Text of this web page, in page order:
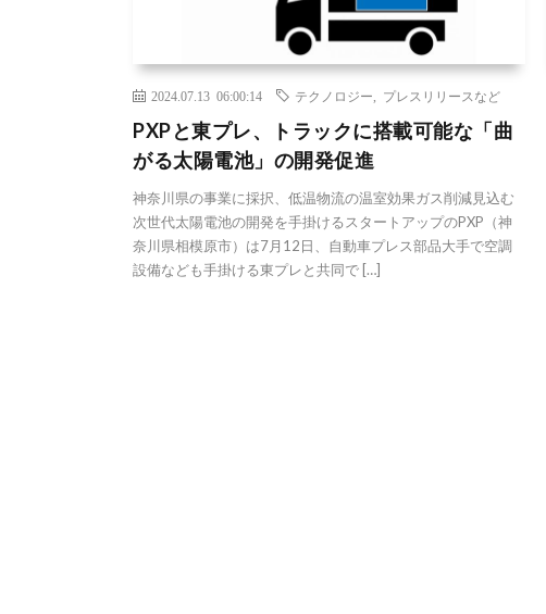
2024.07.13 06:00:14 テクノロジー プレスリリースなど
PXPと東プレ、トラックに搭載可能な「曲
がる太陽電池」の開発促進
神奈川県の事業に採択、低温物流の温室効果ガス削減見込む
次世代太陽電池の開発を手掛けるスタートアップのPXP（神
奈川県相模原市）は7月12日、自動車プレス部品大手で空調
設備なども手掛ける東プレと共同で […]